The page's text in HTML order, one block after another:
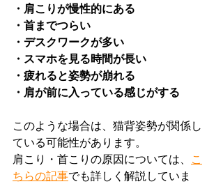
・肩こりが慢性的にある
・首までつらい
・デスクワークが多い
・スマホを見る時間が長い
・疲れると姿勢が崩れる
・肩が前に入っている感じがする
このような場合は、猫背姿勢が関係し
ている可能性があります。
肩こり・首こりの原因については、 こ
ちらの記事でも詳しく解説していま